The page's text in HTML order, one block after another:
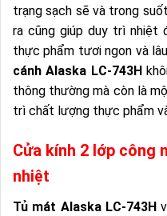
trạng sạch sẽ và trong
ra cũng giúp duy trì nhiệt
thực phẩm tươi ngon và
cánh Alaska LC-743H
thông thường mà còn là
trì chất lượng thực phẩm
Cửa kính 2 lớp công
nhiệt
Tủ mát Alaska LC-743H